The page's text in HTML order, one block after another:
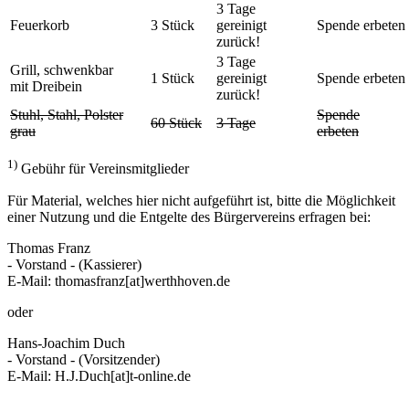
Feuerkorb 3 Stück
3 Tage
gereinigt
zurück!
Spende erbeten
Grill, schwenkbar
mit Dreibein
1 Stück
3 Tage
gereinigt
zurück!
Spende erbeten
Stuhl, Stahl, Polster
grau
60 Stück 3 Tage
Spende
erbeten
1) Gebühr für Vereinsmitglieder
Für Material, welches hier nicht aufgeführt ist, bitte die Möglichkeit
einer Nutzung und die Entgelte des Bürgervereins erfragen bei:
Thomas Franz
- Vorstand - (Kassierer)
E-Mail: thomasfranz[at]werthhoven.de
oder
Hans-Joachim Duch
- Vorstand - (Vorsitzender)
E-Mail: H.J.Duch[at]t-online.de